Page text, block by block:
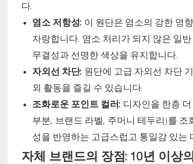
다.
염소 저항성: 이 원단은 염소의 강한 영
자랑합니다. 염소 처리가 되지 않은 일
무결성과 선명한 색상을 유지합니다.
자외선 차단: 원단에 고급 자외선 차단
외 활동을 즐길 수 있습니다.
조화로운 포인트 컬러: 디자인을 한층
부분, 브랜드 라벨, 주머니 테두리)를
성을 반영하는 고급스럽고 통일감 있는
자체 브랜드의 장점: 10년 이상